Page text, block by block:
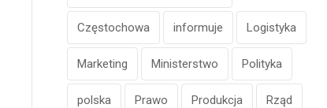
Częstochowa informuje Logistyka
Marketing Ministerstwo Polityka
polska Prawo Produkcja Rząd